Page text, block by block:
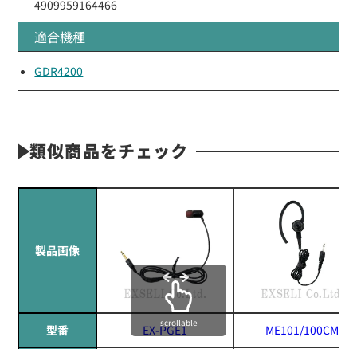
4909959164466
適合機種
GDR4200
類似商品をチェック
製品画像
型番 EX-PGE1 ME101/100CM
scrollable